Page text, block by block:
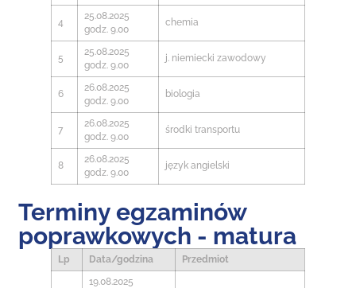
4
25.08.2025
godz. 9.00
chemia
5
25.08.2025
godz. 9.00
j. niemiecki zawodowy
6
26.08.2025
godz. 9.00
biologia
7
26.08.2025
godz. 9.00
środki transportu
8
26.08.2025
godz. 9.00
język angielski
Terminy egzaminów
poprawkowych - matura
Lp Data/godzina Przedmiot
19.08.2025